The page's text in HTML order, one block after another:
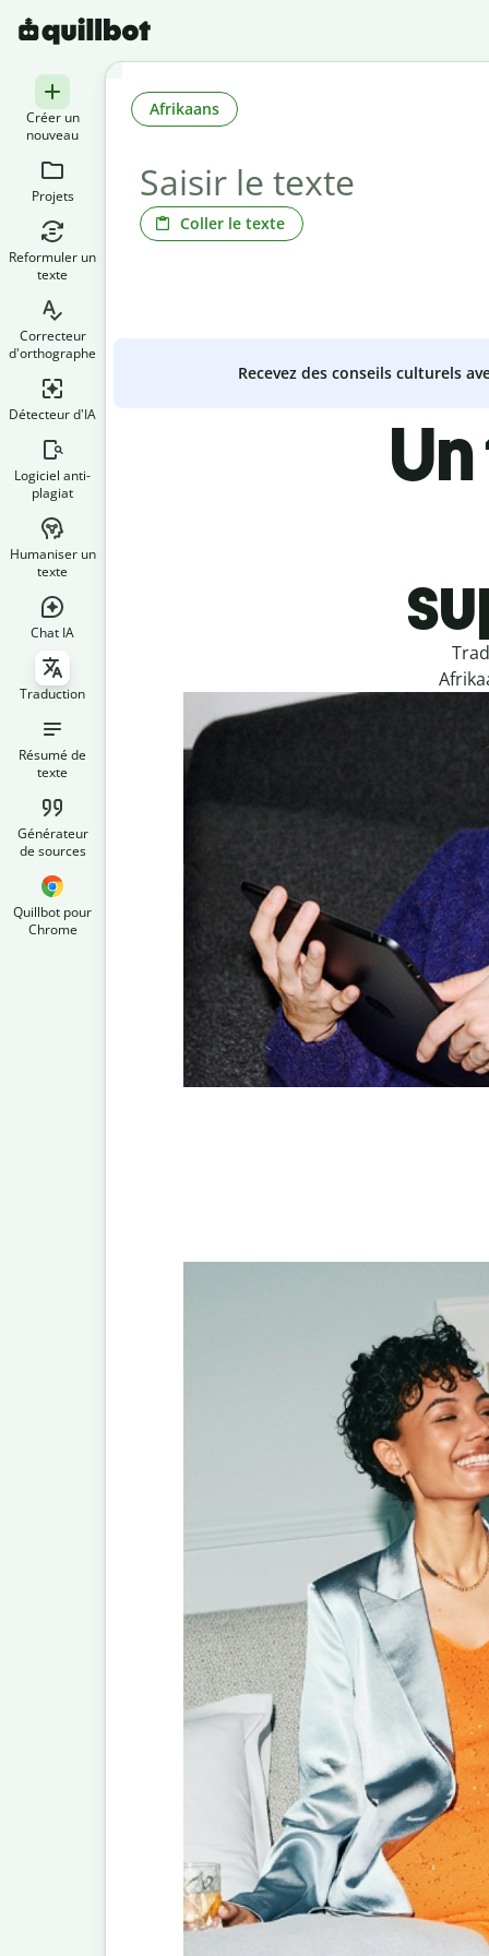
Créer un
nouveau
Projets
Reformuler un
texte
Correcteur
d'orthographe
Détecteur d'IA
Logiciel anti-
plagiat
Humaniser un
texte
Chat IA
Traduction
Résumé de
texte
Générateur
de sources
Quillbot pour
Chrome
Coller le texte
Afrikaans
Recevez des conseils culturels